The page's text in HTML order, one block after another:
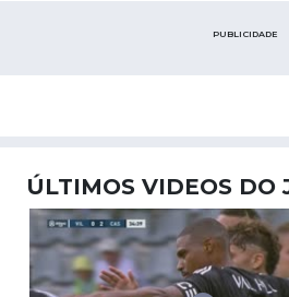
PUBLICIDADE
ÚLTIMOS VIDEOS DO